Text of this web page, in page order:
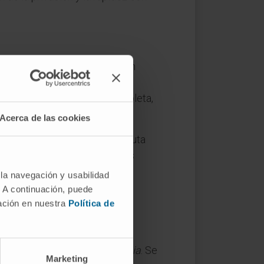
Acerca de las cookies
navegación y usabilidad
continuación, puede
en nuestra Política de
Marketing
sentido estricto a una presión
Hipoxiadescribe la
para la ausencia completa,
una eliminación absoluta
en situaciones extremas
conflicto.
-ia . Se